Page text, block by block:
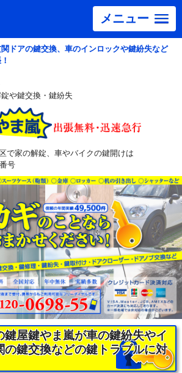
メニュー
ドアの鍵交換、車のインロックや鍵紛失など
や鍵交換・鍵紛失
鍵屋鍵やま嵐が車の鍵紛失やイ
の鍵交換などの鍵トラブルに対